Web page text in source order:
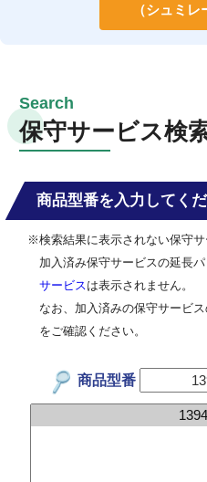
（シュミ
保守サービス検
商品型番を入力してく
※検索結果に表示されない保守サ
加入済み保守サービスの延長
サービス は表示されません。
なお、加入済みの保守サービ
をご確認ください。
商品型番